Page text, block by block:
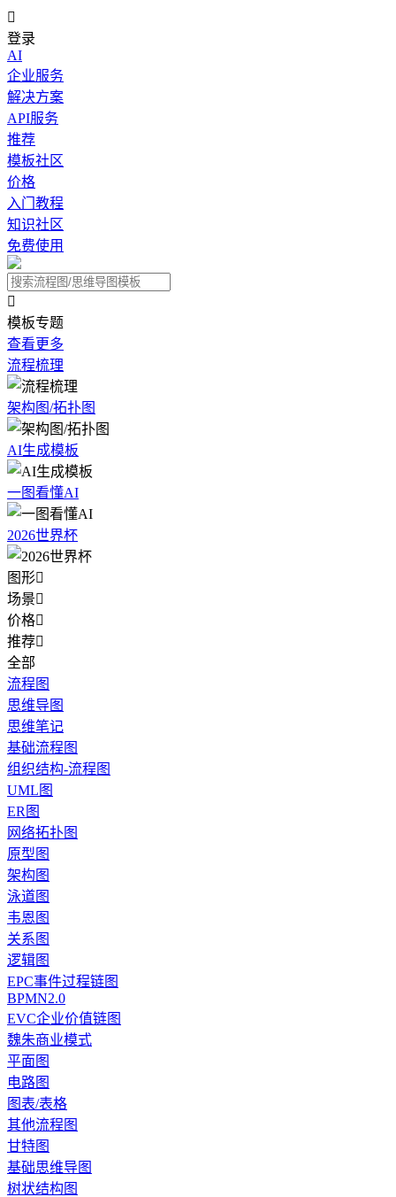

登录
AI
企业服务
解决方案
API服务
推荐
模板社区
价格
入门教程
知识社区
免费使用

模板专题
查看更多
流程梳理
架构图/拓扑图
AI生成模板
一图看懂AI
2026世界杯
图形
场景
价格
推荐
全部
流程图
思维导图
思维笔记
基础流程图
组织结构-流程图
UML图
ER图
网络拓扑图
原型图
架构图
泳道图
韦恩图
关系图
逻辑图
EPC事件过程链图
BPMN2.0
EVC企业价值链图
魏朱商业模式
平面图
电路图
图表/表格
其他流程图
甘特图
基础思维导图
树状结构图